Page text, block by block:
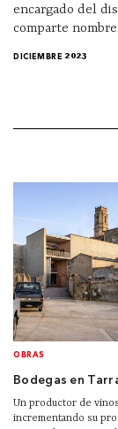
encargado del
comparte
DICIEMBRE 2023
OBRAS
Bodegas en
Un productor de
incrementando su